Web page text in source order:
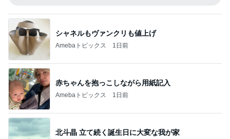
シャネルもヴァンクリも値上げ
Amebaトピックス 1日前
赤ちゃんを抱っこしながら用紙記入
Amebaトピックス 1日前
北斗晶 立て続く誕生日に大変な我が家